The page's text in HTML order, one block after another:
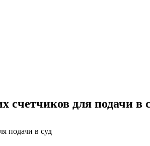
счетчиков для подачи в